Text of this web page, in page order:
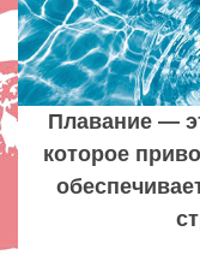
Плавание —
которое